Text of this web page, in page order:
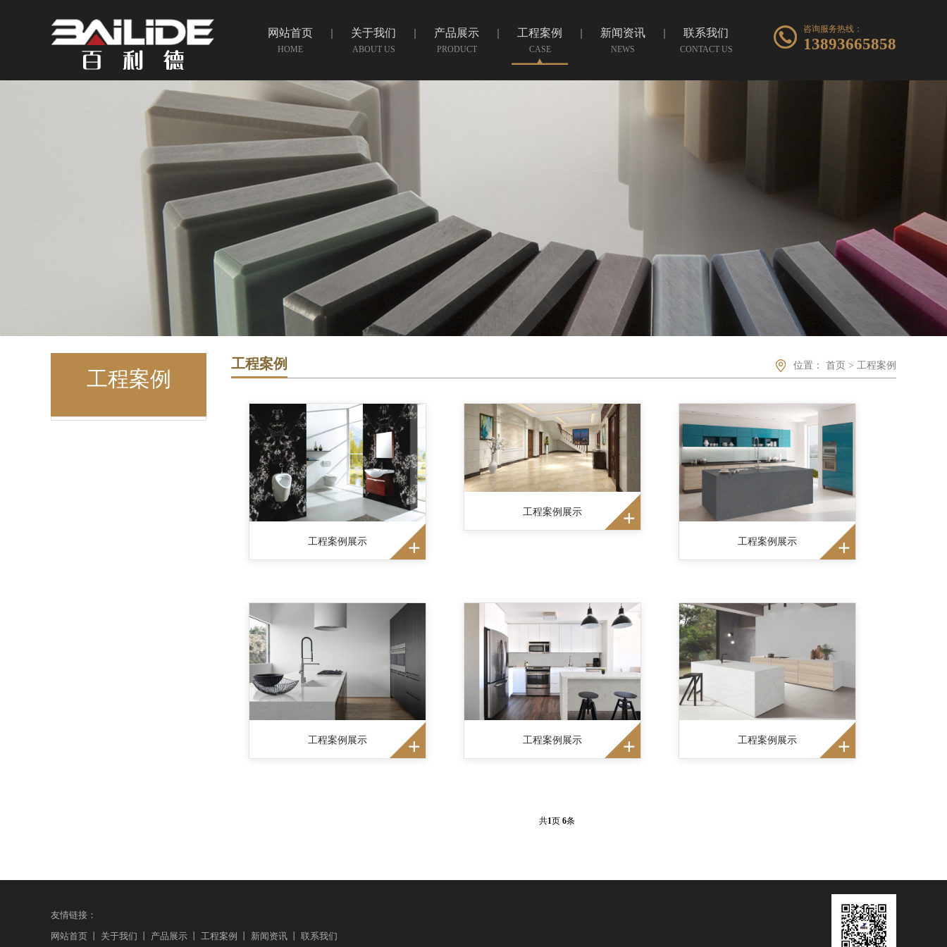
网站首页
HOME
关于我们
ABOUT US
产品展示
PRODUCT
工程案例
CASE
新闻资讯
NEWS
联系我们
CONTACT US
咨询服务热线：
13893665858
工程案例
工程案例 位置： 首页 > 工程案例
工程案例展示
工程案例展示
工程案例展示
工程案例展示 工程案例展示 工程案例展示
共1页 6条
友情链接：
网站首页
关于我们 产品展示 工程案例 新闻资讯 联系我们